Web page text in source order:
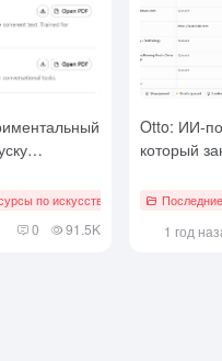
в PDF-
по искусственному интеллекту
0 91.5K
Otto: ИИ-
который
1 год